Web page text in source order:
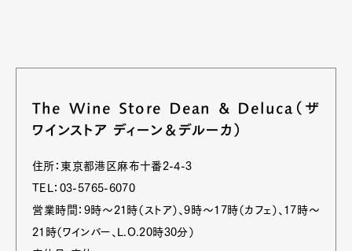
The Wine Store Dean & Deluca（ザ
ワインストア ディーン＆デルーカ）
住所：東京都港区麻布十番2-4-3
TEL：03-5765-6070
営業時間：9時～21時（ストア）、9時～17時（カフェ）、17時～
21時（ワインバー、L.O.20時30分）